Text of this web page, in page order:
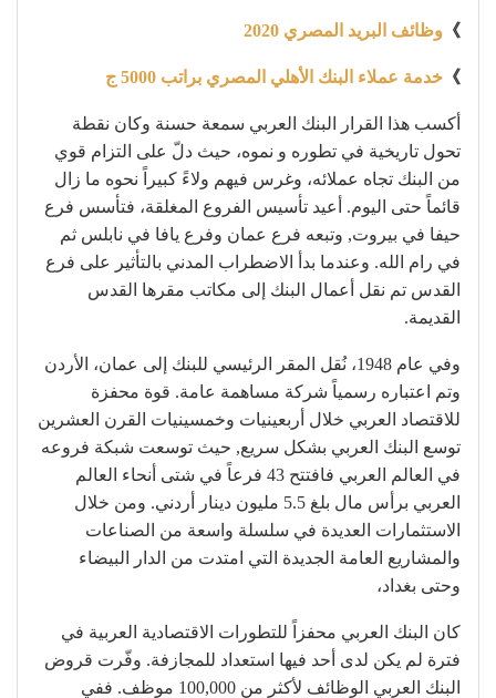
》 وظائف البريد المصري 2020
》 خدمة عملاء البنك الأهلي المصري براتب 5000 ج
أكسب هذا القرار البنك العربي سمعة حسنة وكان نقطة
تحول تاريخية في تطوره و نموه، حيث دلّ على التزام قوي
من البنك تجاه عملائه، وغرس فيهم ولاءً كبيراً نحوه ما زال
قائماً حتى اليوم. أعيد تأسيس الفروع المغلقة، فتأسس فرع
حيفا في بيروت, وتبعه فرع عمان وفرع يافا في نابلس ثم
في رام الله. وعندما بدأ الاضطراب المدني بالتأثير على فرع
القدس تم نقل أعمال البنك إلى مكاتب مقرها القدس
القديمة.
وفي عام 1948، نُقل المقر الرئيسي للبنك إلى عمان، الأردن
وتم اعتباره رسمياً شركة مساهمة عامة. قوة محفزة
للاقتصاد العربي خلال أربعينيات وخمسينيات القرن العشرين
توسع البنك العربي بشكل سريع, حيث توسعت شبكة فروعه
في العالم العربي فافتتح 43 فرعاً في شتى أنحاء العالم
العربي برأس مال بلغ 5.5 مليون دينار أردني. ومن خلال
الاستثمارات العديدة في سلسلة واسعة من الصناعات
والمشاريع العامة الجديدة التي امتدت من الدار البيضاء
وحتى بغداد،
كان البنك العربي محفزاً للتطورات الاقتصادية العربية في
فترة لم يكن لدى أحد فيها استعداد للمجازفة. وفّرت قروض
البنك العربي الوظائف لأكثر من 100,000 موظف. ففي